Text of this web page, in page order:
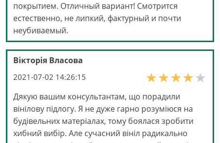
покрытием. Отличный вариант! Смотрится
естественно, не липкий, фактурный и почти
неубиваемый.
Вікторія Власова
2021-07-02 14:26:15
Дякую вашим консультантам, що порадили
вінілову підлогу. Я не дуже гарно розуміюся на
будівельних матеріалах, тому боялася зробити
хибний вибір. Але сучасний вініл радикально